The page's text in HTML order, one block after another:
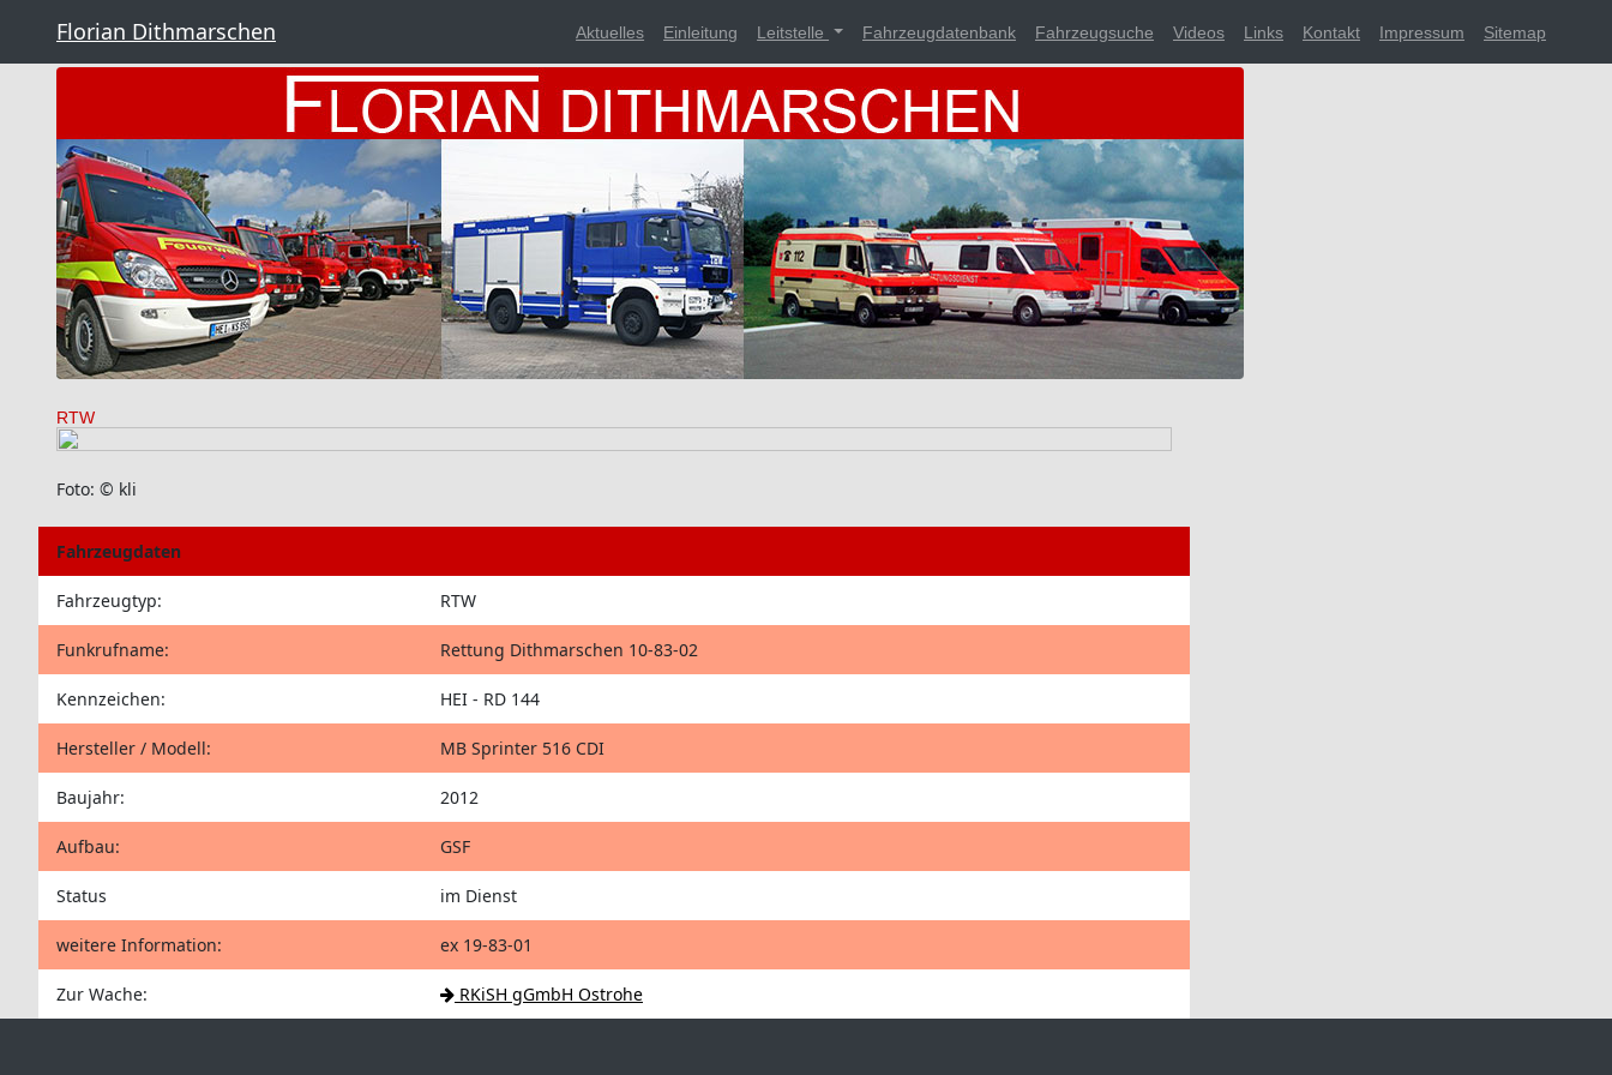
Florian Dithmarschen Aktuelles Einleitung Leitstelle Fahrzeugdatenbank Fahrzeugsuche Videos Links Kontakt Impressum Sitemap
RTW
Foto: © kli
Fahrzeugdaten
Fahrzeugtyp: RTW
Funkrufname: Rettung Dithmarschen 10-83-02
Kennzeichen: HEI - RD 144
Hersteller / Modell: MB Sprinter 516 CDI
Baujahr: 2012
Aufbau: GSF
Status im Dienst
weitere Information: ex 19-83-01
Zur Wache: RKiSH gGmbH Ostrohe